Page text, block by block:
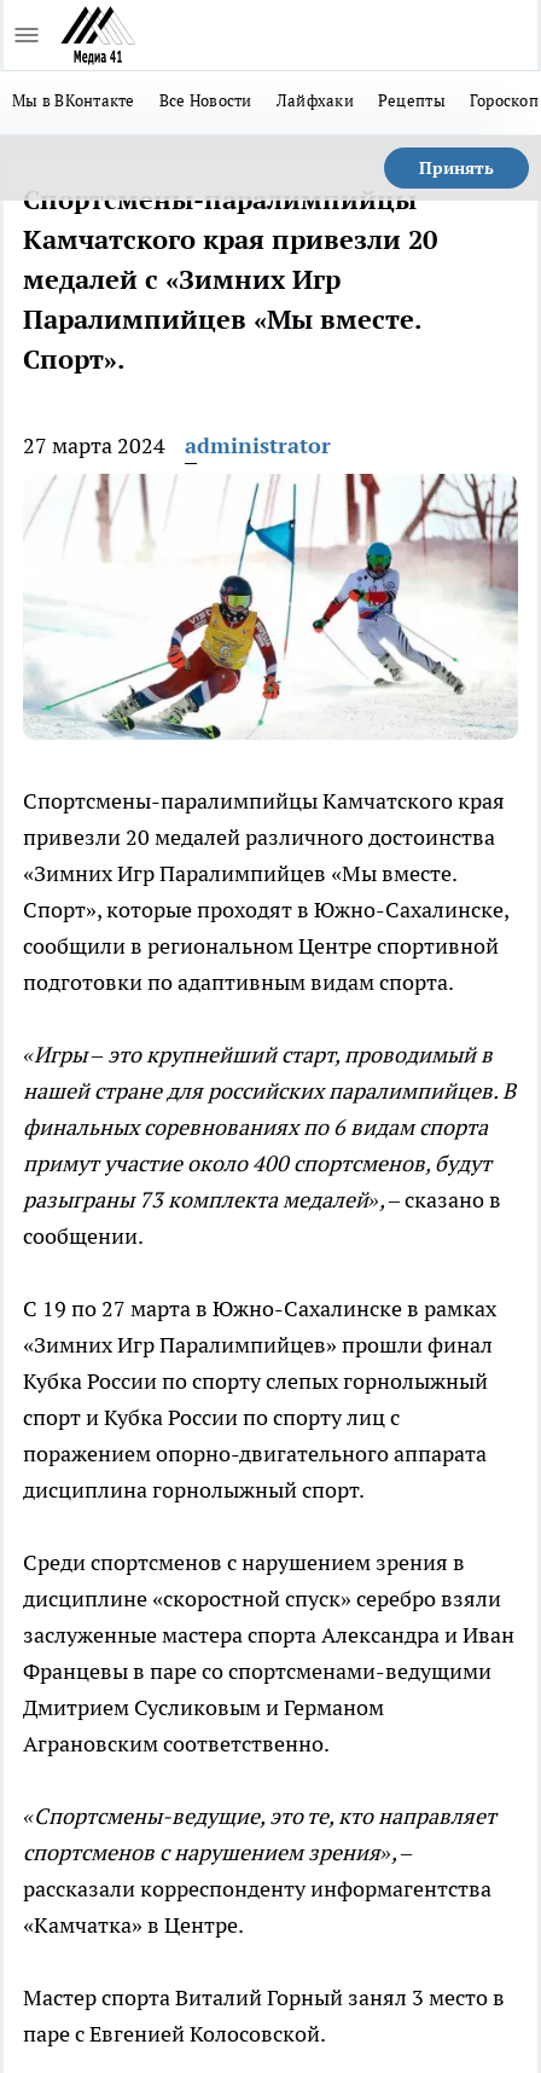
Мы в ВКонтакте Все Новости Лайфхаки Рецепты Гороскоп
Принять
Спортсмены-паралимпийцы
Камчатского края привезли 20
медалей с «Зимних Игр
Паралимпийцев «Мы вместе.
Спорт».
27 марта 2024 administrator
Спортсмены-паралимпийцы Камчатского края
привезли 20 медалей различного достоинства
«Зимних Игр Паралимпийцев «Мы вместе.
Спорт», которые проходят в Южно-Сахалинске,
сообщили в региональном Центре спортивной
подготовки по адаптивным видам спорта.
«Игры – это крупнейший старт, проводимый в
нашей стране для российских паралимпийцев. В
финальных соревнованиях по 6 видам спорта
примут участие около 400 спортсменов, будут
разыграны 73 комплекта медалей»,– сказано в
сообщении.
С 19 по 27 марта в Южно-Сахалинске в рамках
«Зимних Игр Паралимпийцев» прошли финал
Кубка России по спорту слепых горнолыжный
спорт и Кубка России по спорту лиц с
поражением опорно-двигательного аппарата
дисциплина горнолыжный спорт.
Среди спортсменов с нарушением зрения в
дисциплине «скоростной спуск» серебро взяли
заслуженные мастера спорта Александра и Иван
Францевы в паре со спортсменами-ведущими
Дмитрием Сусликовым и Германом
Аграновским соответственно.
«Спортсмены-ведущие, это те, кто направляет
спортсменов с нарушением зрения»,–
рассказали корреспонденту информагентства
«Камчатка» в Центре.
Мастер спорта Виталий Горный занял 3 место в
паре с Евгенией Колосовской.